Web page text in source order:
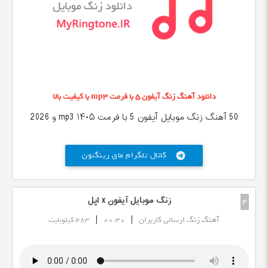
دانلود آهنگ زنگ آیفون 5 با فرمت mp3 با کیفیت بالا
50 آهنگ زنگ موبایل آیفون 5 با فرمت mp3 ۱۴۰۵ و 2026
کانال تلگرام مای رینگتون telegram
4 زنگ موبایل آیفون x اپل
آهنگ زنگ ارسالی کاربران |
00:30
| 483 کیلوبایت